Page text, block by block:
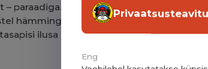
Eng
– paraadiga. Läbi Saue linna kulgenud
hämming ja uuriti, kas kuskil on suur
ilusa ilma kätte päästetehnikat ja